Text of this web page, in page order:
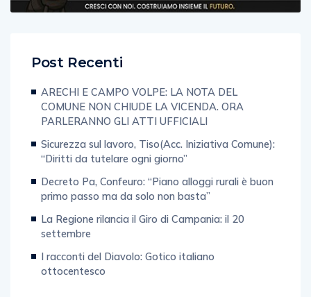
Post Recenti
ARECHI E CAMPO VOLPE: LA NOTA DEL
COMUNE NON CHIUDE LA VICENDA. ORA
PARLERANNO GLI ATTI UFFICIALI
Sicurezza sul lavoro, Tiso(Acc. Iniziativa Comune):
“Diritti da tutelare ogni giorno”
Decreto Pa, Confeuro: “Piano alloggi rurali è buon
primo passo ma da solo non basta”
La Regione rilancia il Giro di Campania: il 20
settembre
I racconti del Diavolo: Gotico italiano
ottocentesco